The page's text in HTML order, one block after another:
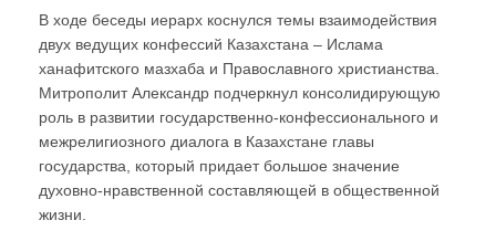
В ходе беседы иерарх коснулся темы взаимодействия
двух ведущих конфессий Казахстана – Ислама
ханафитского мазхаба и Православного христианства.
Митрополит Александр подчеркнул консолидирующую
роль в развитии государственно-конфессионального и
межрелигиозного диалога в Казахстане главы
государства, который придает большое значение
духовно-нравственной составляющей в общественной
жизни.